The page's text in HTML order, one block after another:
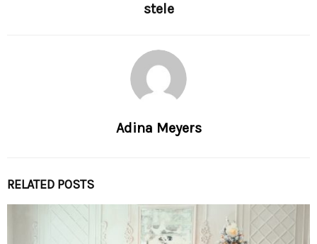
stele
Adina Meyers
RELATED POSTS